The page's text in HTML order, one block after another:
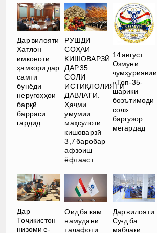
Дар вилояти
Хатлон
имконоти
ҳамкорӣ дар
самти
бунёди
неругоҳҳои
барқӣ
баррасӣ
гардид
РУШДИ
СОҲАИ
КИШОВАРЗӢ
ДАР 35
СОЛИ
ИСТИҚЛОЛИЯТИ
ДАВЛАТӢ.
Ҳаҷми
умумии
маҳсулоти
кишоварзӣ
3,7 баробар
афзоиш
ёфтааст
14 август
Озмуни
ҷумҳуриявии
«Топ-35-
шарики
боэътимоди
сол»
баргузор
мегардад
Дар
Тоҷикистон
низоми e-
Оид ба кам
намудани
талафоти
Дар вилояти
Суғд ба
маблағи